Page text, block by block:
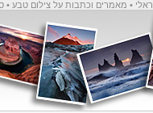
• מאמרים וכתבות על צילום טבע